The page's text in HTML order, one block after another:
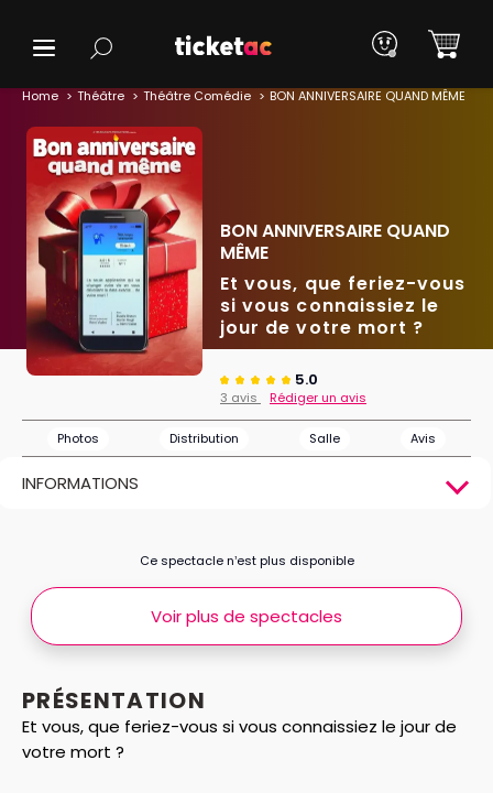
Home Théâtre Théâtre Comédie BON ANNIVERSAIRE QUAND MÊME
BON ANNIVERSAIRE QUAND
MÊME
Et vous, que feriez-vous
si vous connaissiez le
jour de votre mort ?
5.0
3 avis Rédiger un avis
Photos Distribution Salle Avis
INFORMATIONS
PRÉSENTATION
Et vous, que feriez-vous si vous connaissiez le jour de
votre mort ?
Ce spectacle n’est plus disponible
Voir plus de spectacles